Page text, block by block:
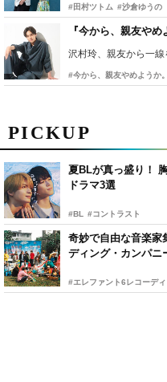
PICKUP
夏BLが真っ盛り！
ドラマ3選
#BL #コントラスト
奇妙で自由な音楽家
ディング・カンパニ
#エレファント6レコーデ
#田村ツトム #沙倉ゆうの
『今から、親友や
沢村玲、親友から一
#今から、親友やめようか。